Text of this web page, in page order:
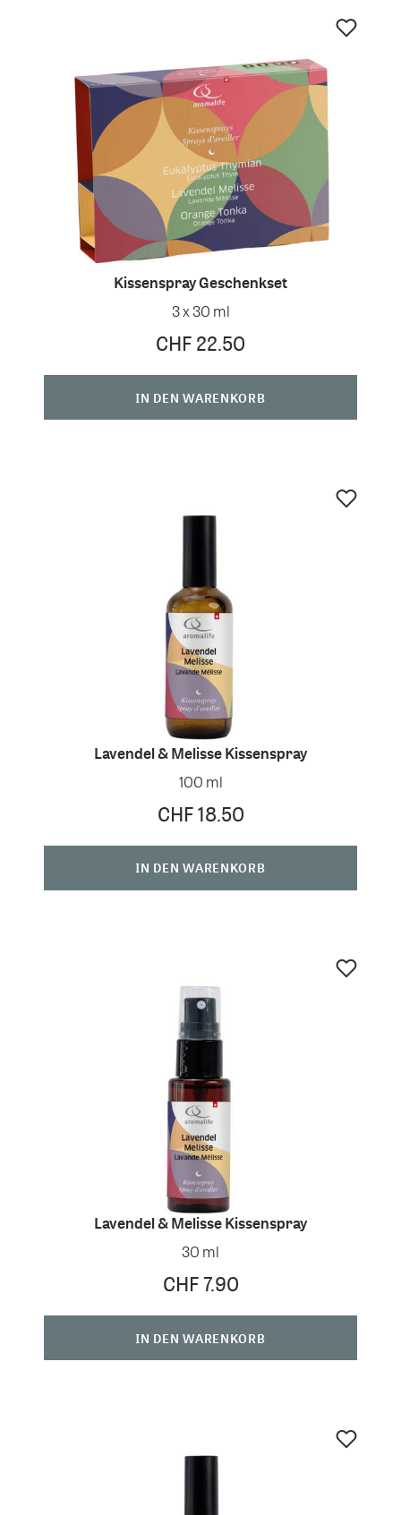
Kissenspray Geschenkset
3 x 30 ml
CHF 22.50
IN DEN WARENKORB
Lavendel & Melisse Kissenspray
100 ml
CHF 18.50
IN DEN WARENKORB
Lavendel & Melisse Kissenspray
30 ml
CHF 7.90
IN DEN WARENKORB